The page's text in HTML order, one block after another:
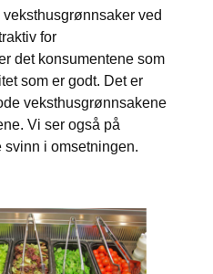
ved
for
det konsumentene som
som er godt. Det er
veksthusgrønnsakene
Vi ser også på
svinn i omsetningen.